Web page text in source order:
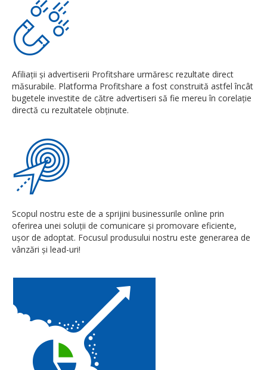
Afiliații și advertiserii Profitshare urmăresc rezultate direct
măsurabile. Platforma Profitshare a fost construită astfel încât
bugetele investite de către advertiseri să fie mereu în corelație
directă cu rezultatele obținute.
Scopul nostru este de a sprijini businessurile online prin
oferirea unei soluții de comunicare și promovare eficiente,
ușor de adoptat. Focusul produsului nostru este generarea de
vânzări și lead-uri!